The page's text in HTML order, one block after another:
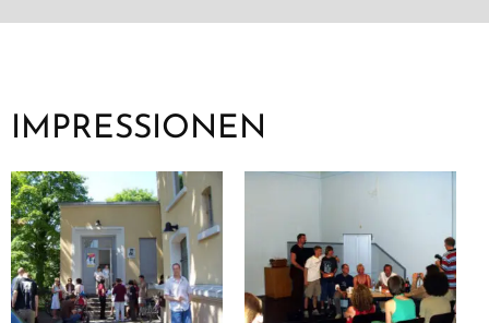
IMPRESSIONEN